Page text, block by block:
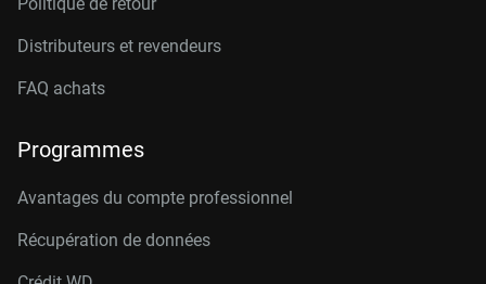
Distributeurs et revendeurs
FAQ achats
Programmes
Avantages du compte professionnel
Récupération de données